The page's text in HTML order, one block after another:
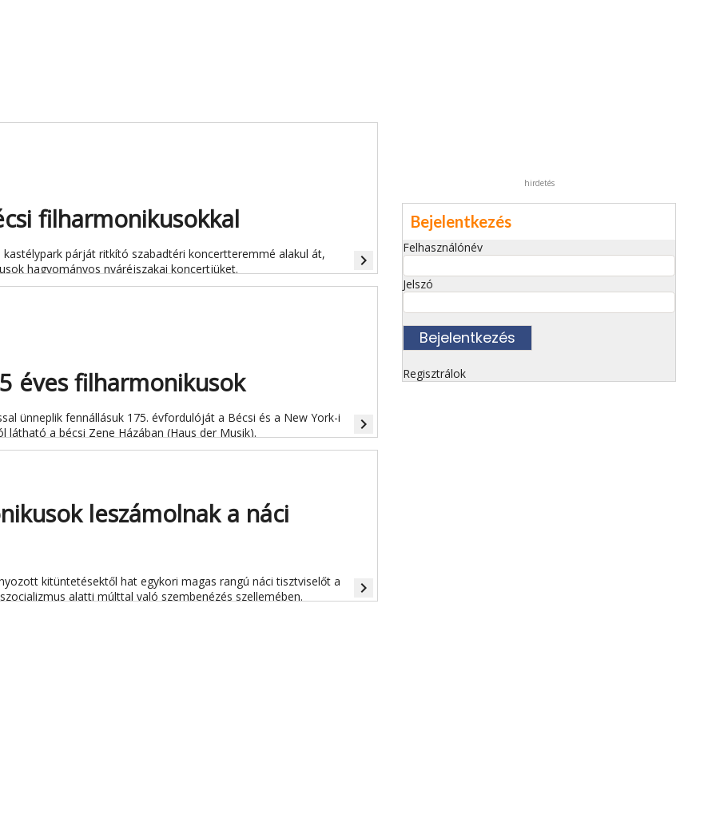
filharmonikusokkal
kastélypark párját ritkító szabadtéri koncertteremmé alakul át,
hagyományos nyáréjszakai koncertjüket.
navigate_next
éves filharmonikusok
ünneplik fennállásuk 175. évfordulóját a Bécsi és a New York-i
a bécsi Zene Házában (Haus der Musik).
navigate_next
leszámolnak a náci
kitüntetésektől hat egykori magas rangú náci tisztviselőt a
alatti múlttal való szembenézés szellemében.
navigate_next
hirdetés
Bejelentkezés
Felhasználónév
Jelszó
Regisztrálok